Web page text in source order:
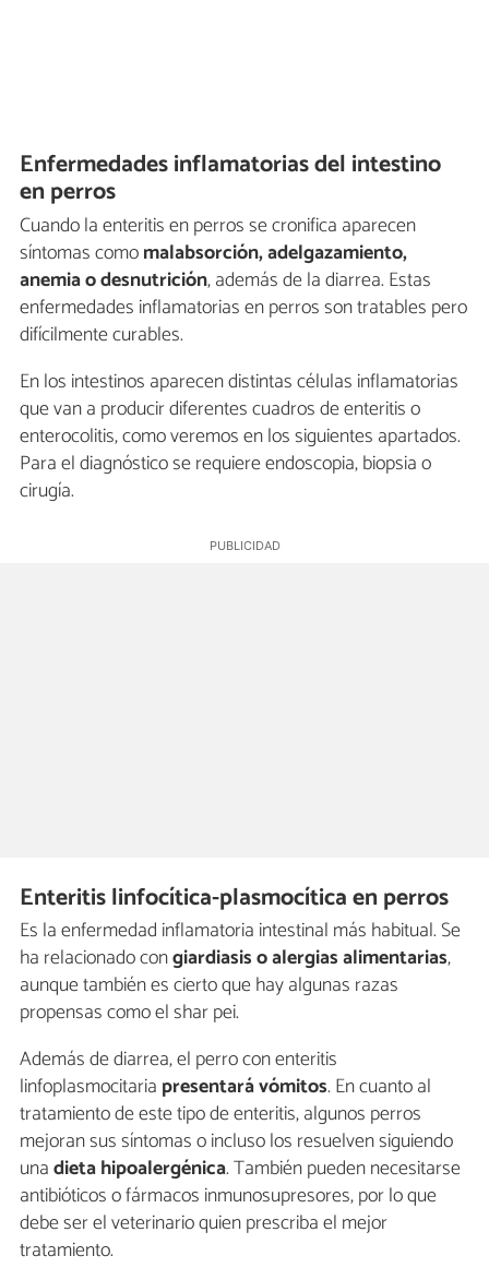
Enfermedades inflamatorias del intestino
en perros
Cuando la enteritis en perros se cronifica aparecen
síntomas comomalabsorción, adelgazamiento,
anemia o desnutrición, además de la diarrea. Estas
enfermedades inflamatorias en perros son tratables pero
difícilmente curables.
En los intestinos aparecen distintas células inflamatorias
que van a producir diferentes cuadros de enteritis o
enterocolitis, como veremos en los siguientes apartados.
Para el diagnóstico se requiere endoscopia, biopsia o
cirugía.
Enteritis linfocítica-plasmocítica en perros
Es la enfermedad inflamatoria intestinal más habitual. Se
ha relacionado congiardiasis o alergias alimentarias,
aunque también es cierto que hay algunas razas
propensas como el shar pei.
Además de diarrea, el perro con enteritis
linfoplasmocitaria presentará vómitos. En cuanto al
tratamiento de este tipo de enteritis, algunos perros
mejoran sus síntomas o incluso los resuelven siguiendo
unadieta hipoalergénica. También pueden necesitarse
antibióticos o fármacos inmunosupresores, por lo que
debe ser el veterinario quien prescriba el mejor
tratamiento.